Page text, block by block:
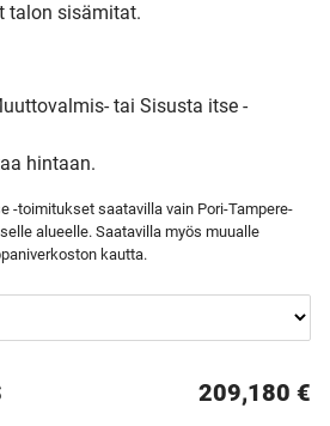
talon sisämitat.
tai Sisusta itse -
hintaan.
-toimitukset saatavilla vain Pori-Tampere-
alueelle. Saatavilla myös muualle
kautta.
209,180 €